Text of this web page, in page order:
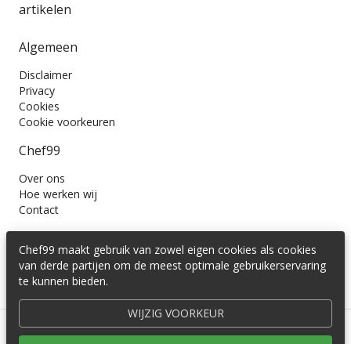
artikelen
Algemeen
Disclaimer
Privacy
Cookies
Cookie voorkeuren
Chef99
Over ons
Hoe werken wij
Contact
© 2016 -2026Cedira B.V.
Chef99 maakt gebruik van zowel eigen cookies als cookies
van derde partijen om de meest optimale gebruikerservaring
te kunnen bieden.
WIJZIG VOORKEUR